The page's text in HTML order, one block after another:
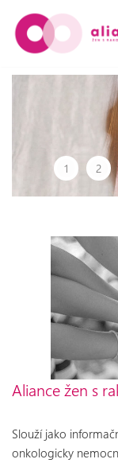
Přeskočit
1 2
Aliance žen s
Slouží jako
onkologicky